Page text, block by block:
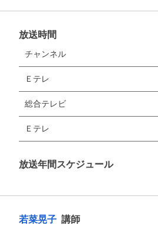
放送時間
チャンネル
Ｅテレ
総合テレビ
Ｅテレ
放送年間スケジュール
若菜晃子 講師